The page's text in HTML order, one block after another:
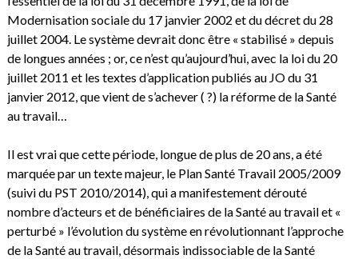
Modernisation sociale du 17 janvier 2002 et du décret du 28
juillet 2004. Le système devrait donc être « stabilisé » depuis
de longues années ; or, ce n’est qu’aujourd’hui, avec la loi du 20
juillet 2011 et les textes d’application publiés au JO du 31
janvier 2012, que vient de s’achever ( ?) la réforme de la Santé
au travail…
Il est vrai que cette période, longue de plus de 20 ans, a été
marquée par un texte majeur, le Plan Santé Travail 2005/2009
(suivi du PST 2010/2014), qui a manifestement dérouté
nombre d’acteurs et de bénéficiaires de la Santé au travail et «
perturbé » l’évolution du système en révolutionnant l’approche
de la Santé au travail, désormais indissociable de la Santé